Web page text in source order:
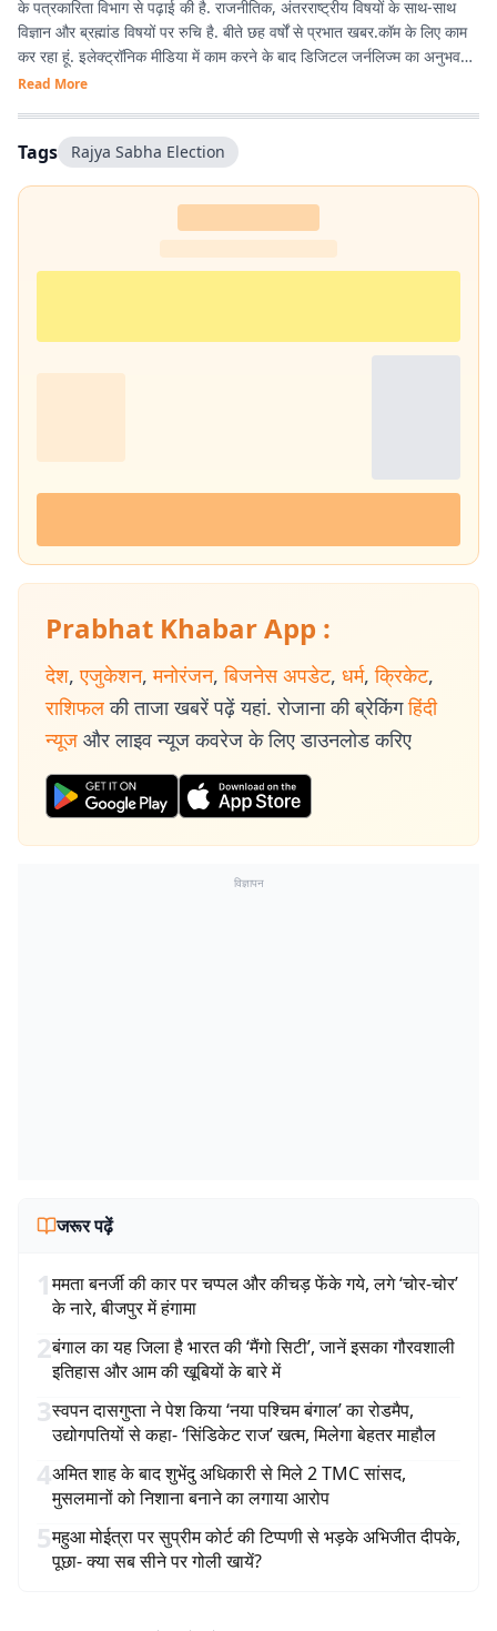
के पत्रकारिता विभाग से पढ़ाई की है. राजनीतिक, अंतरराष्ट्रीय विषयों के साथ-साथ
विज्ञान और ब्रह्मांड विषयों पर रुचि है. बीते छह वर्षों से प्रभात खबर.कॉम के लिए काम
कर रहा हूं. इलेक्ट्रॉनिक मीडिया में काम करने के बाद डिजिटल जर्नलिज्म का अनुभव
काफी अच्छा रहा है.
Read More
Tags Rajya Sabha Election
Prabhat Khabar App :
देश, एजुकेशन, मनोरंजन, बिजनेस अपडेट, धर्म, क्रिकेट,
राशिफल की ताजा खबरें पढ़ें यहां. रोजाना की ब्रेकिंग हिंदी
न्यूज और लाइव न्यूज कवरेज के लिए डाउनलोड करिए
विज्ञापन
जरूर पढ़ें
1ममता बनर्जी की कार पर चप्पल और कीचड़ फेंके गये, लगे ‘चोर-चोर’
के नारे, बीजपुर में हंगामा
2बंगाल का यह जिला है भारत की ‘मैंगो सिटी’, जानें इसका गौरवशाली
इतिहास और आम की खूबियों के बारे में
3स्वपन दासगुप्ता ने पेश किया ‘नया पश्चिम बंगाल’ का रोडमैप,
उद्योगपतियों से कहा- ‘सिंडिकेट राज’ खत्म, मिलेगा बेहतर माहौल
4अमित शाह के बाद शुभेंदु अधिकारी से मिले 2 TMC सांसद,
मुसलमानों को निशाना बनाने का लगाया आरोप
5महुआ मोईत्रा पर सुप्रीम कोर्ट की टिप्पणी से भड़के अभिजीत दीपके,
पूछा- क्या सब सीने पर गोली खायें?